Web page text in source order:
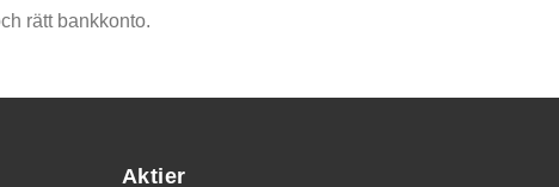
rätt bankkonto.
Aktier